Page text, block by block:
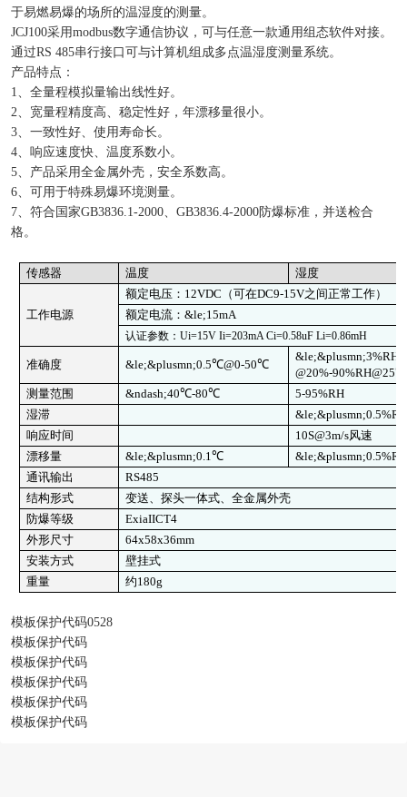
于易燃易爆的场所的温湿度的测量。
JCJ100采用modbus数字通信协议，可与任意一款通用组态软件对接。
通过RS 485串行接口可与计算机组成多点温湿度测量系统。
产品特点：
1、全量程模拟量输出线性好。
2、宽量程精度高、稳定性好，年漂移量很小。
3、一致性好、使用寿命长。
4、响应速度快、温度系数小。
5、产品采用全金属外壳，安全系数高。
6、可用于特殊易爆环境测量。
7、符合国家GB3836.1-2000、GB3836.4-2000防爆标准，并送检合
格。
传感器 温度 湿度
工作电源
额定电压：12VDC（可在DC9-15V之间正常工作）
额定电流：&le;15mA
认证参数：Ui=15V Ii=203mA Ci=0.58uF Li=0.86mH
准确度 &le;&plusmn;0.5℃@0-50℃
&le;&plusmn;3%RH
@20%-90%RH@25℃
测量范围
&ndash;40℃-80℃
5-95%RH
湿滞
响应时间
10S@3m/s风速
漂移量
&le;&plusmn;0.1℃
通讯输出
RS485
结构形式
变送、探头一体式、全金属外壳
防爆等级
ExiaIICT4
外形尺寸
64x58x36mm
安装方式
壁挂式
重量
约180g
模板保护代码0528
模板保护代码
模板保护代码
模板保护代码
模板保护代码
模板保护代码